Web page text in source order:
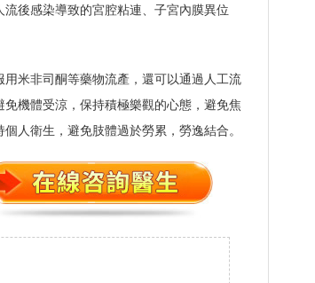
後感染導致的宮腔粘連、子宮內膜異位
米非司酮等藥物流產，還可以通過人工流
機體受涼，保持積極樂觀的心態，避免焦
人衛生，避免肢體過於勞累，勞逸結合。